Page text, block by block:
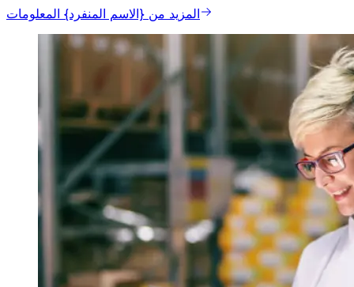
المزيد من {الاسم المنفرد} المعلومات